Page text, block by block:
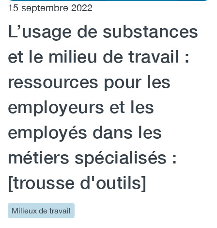
(CCSA)
EN FR
15 septembre 2022
L’usage de substances
et le milieu de travail :
ressources pour les
employeurs et les
employés dans les
métiers spécialisés :
[trousse d'outils]
Milieux de travail